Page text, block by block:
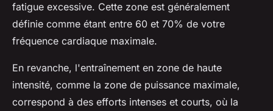
fatigue excessive. Cette zone est généralement
définie comme étant entre 60 et 70% de votre
fréquence cardiaque maximale.
En revanche, l'entraînement en zone de haute
intensité, comme la zone de puissance maximale,
correspond à des efforts intenses et courts, où la